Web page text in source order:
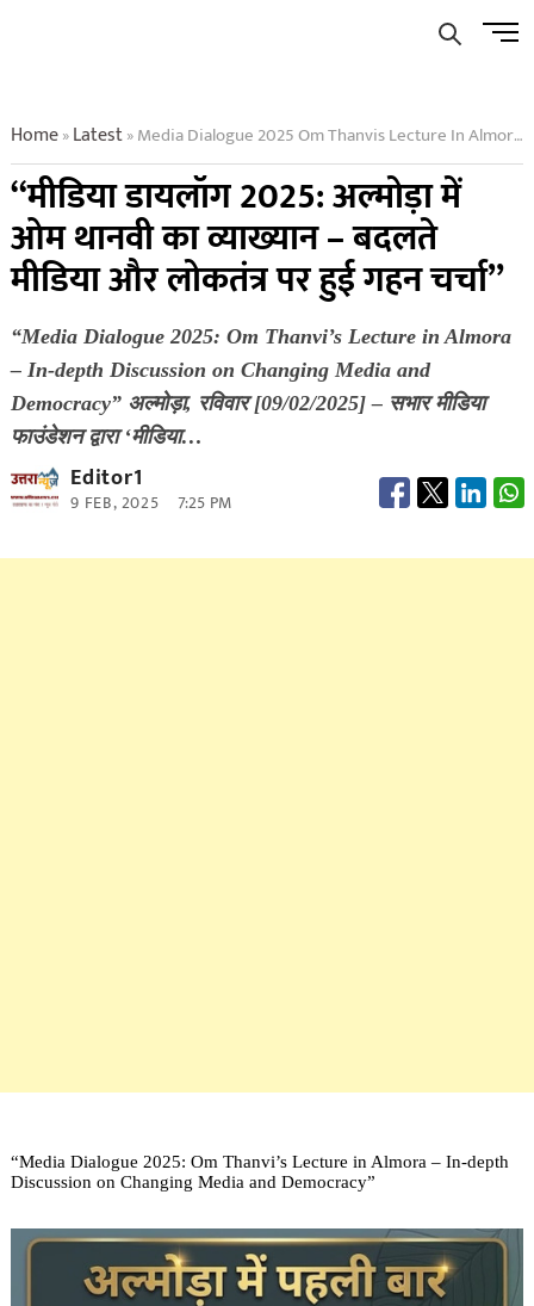
Menu
Home»Latest»Media Dialogue 2025 Om Thanvis Lecture In Almora In Depth Discussion On Changing Media And Democracy
“मीडिया डायलॉग 2025: अल्मोड़ा में
ओम थानवी का व्याख्यान – बदलते
मीडिया और लोकतंत्र पर हुई गहन चर्चा”
“Media Dialogue 2025: Om Thanvi’s Lecture in Almora
– In-depth Discussion on Changing Media and
Democracy” अल्मोड़ा, रविवार [09/02/2025] – सभार मीडिया
फाउंडेशन द्वारा ‘मीडिया…
Editor1
9 FEB, 2025 7:25 PM
“Media Dialogue 2025: Om Thanvi’s Lecture in Almora – In-depth
Discussion on Changing Media and Democracy”